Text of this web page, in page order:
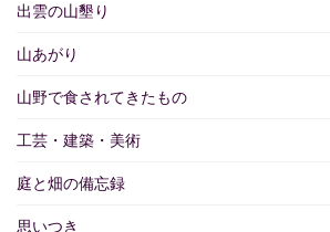
出雲の山墾り
山あがり
山野で食されてきたもの
工芸・建築・美術
庭と畑の備忘録
思いつき